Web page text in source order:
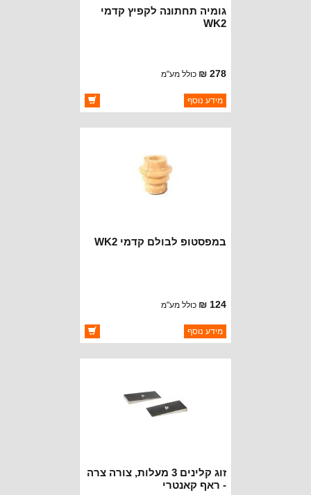
גומיה תחתונה לקפיץ קדמי
WK2
278 ₪ כולל מע"מ
ברקוד: 68029688AE
יצרן:MOPAR CHRYSLER
מידע נוסף
במפסטופ לבולם קדמי WK2
124 ₪ כולל מע"מ
ברקוד: 5168177AC
יצרן:MOPAR CHRYSLER
מידע נוסף
זוג קלינים 3 מעלות, צורה צרה
- ראף קאנטרי